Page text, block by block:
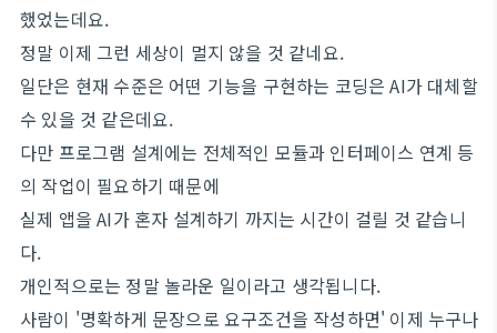
했었는데요.
정말 이제 그런 세상이 멀지 않을 것 같네요.
일단은 현재 수준은 어떤 기능을 구현하는 코딩은 AI가 대체할
수 있을 것 같은데요.
다만 프로그램 설계에는 전체적인 모듈과 인터페이스 연계 등
의 작업이 필요하기 때문에
실제 앱을 AI가 혼자 설계하기 까지는 시간이 걸릴 것 같습니
다.
개인적으로는 정말 놀라운 일이라고 생각됩니다.
사람이 '명확하게 문장으로 요구조건을 작성하면' 이제 누구나